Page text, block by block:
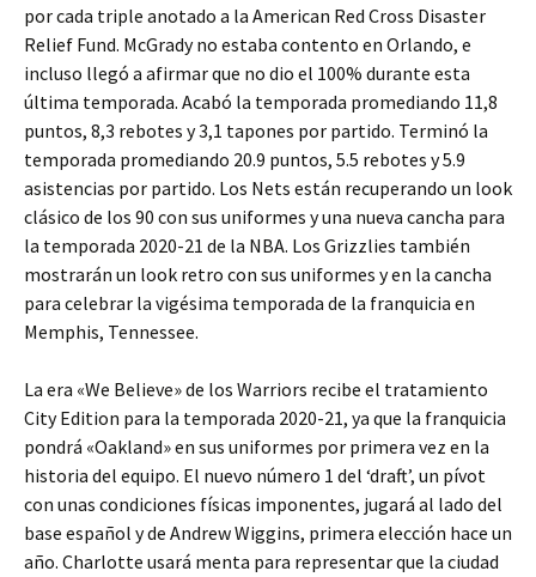
por cada triple anotado a la American Red Cross Disaster
Relief Fund. McGrady no estaba contento en Orlando, e
incluso llegó a afirmar que no dio el 100% durante esta
última temporada. Acabó la temporada promediando 11,8
puntos, 8,3 rebotes y 3,1 tapones por partido. Terminó la
temporada promediando 20.9 puntos, 5.5 rebotes y 5.9
asistencias por partido. Los Nets están recuperando un look
clásico de los 90 con sus uniformes y una nueva cancha para
la temporada 2020-21 de la NBA. Los Grizzlies también
mostrarán un look retro con sus uniformes y en la cancha
para celebrar la vigésima temporada de la franquicia en
Memphis, Tennessee.
La era «We Believe» de los Warriors recibe el tratamiento
City Edition para la temporada 2020-21, ya que la franquicia
pondrá «Oakland» en sus uniformes por primera vez en la
historia del equipo. El nuevo número 1 del ‘draft’, un pívot
con unas condiciones físicas imponentes, jugará al lado del
base español y de Andrew Wiggins, primera elección hace un
año. Charlotte usará menta para representar que la ciudad